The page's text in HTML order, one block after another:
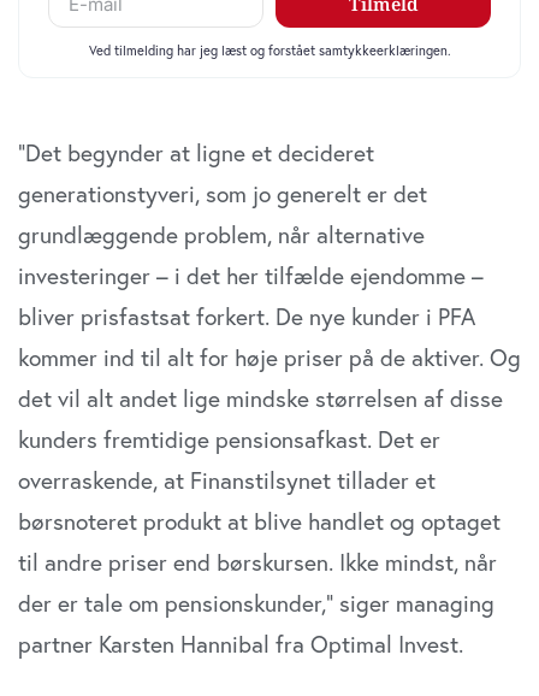
de har indsamlet fra din brug af deres tjenester. Du
samtykker til vores cookies, hvis du fortsætter med at
”Det begynder at ligne et decideret
generationstyveri, som jo generelt er det
grundlæggende problem, når alternative
investeringer – i det her tilfælde ejendomme –
bliver prisfastsat forkert. De nye kunder i PFA
kommer ind til alt for høje priser på de aktiver. Og
det vil alt andet lige mindske størrelsen af disse
kunders fremtidige pensionsafkast. Det er
overraskende, at Finanstilsynet tillader et
børsnoteret produkt at blive handlet og optaget
til andre priser end børskursen. Ikke mindst, når
der er tale om pensionskunder,” siger managing
partner Karsten Hannibal fra Optimal Invest.